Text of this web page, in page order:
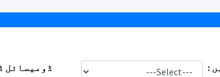
: ڈومیسائل